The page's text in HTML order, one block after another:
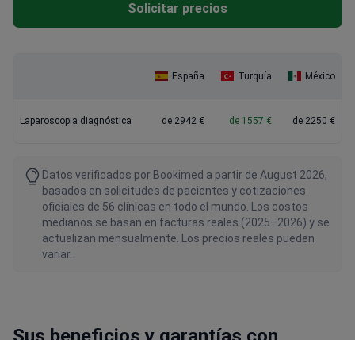
Solicitar precios
España Turquía México
Laparoscopia diagnóstica de 2942 € de 1557 € de 2250 €
Datos verificados por Bookimed a partir de August 2026,
basados en solicitudes de pacientes y cotizaciones
oficiales de 56 clínicas en todo el mundo. Los costos
medianos se basan en facturas reales (2025–2026) y se
actualizan mensualmente. Los precios reales pueden
variar.